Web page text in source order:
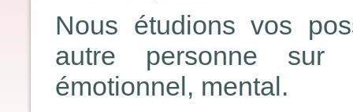
Nous étudions vos
autre personne sur
émotionnel, mental.